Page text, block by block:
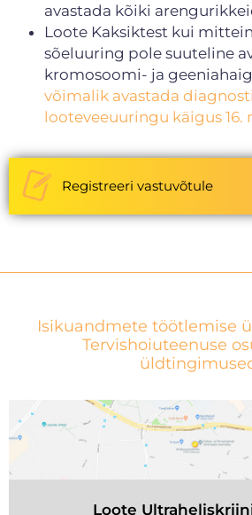
avastada kõiki
Loote Kaksiktest kui
sõeluuring pole suuteline
kromosoomi- ja
võimalik avastada
looteveeuuringu käigus 16.
Registreeri vastuvõtule
Isikuandmete töötlemise
Tervishoiuteenuse
Loote